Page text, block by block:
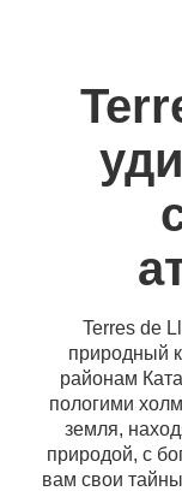
Terres de
природный
районам
пологими
земля,
природой, с
вам свои